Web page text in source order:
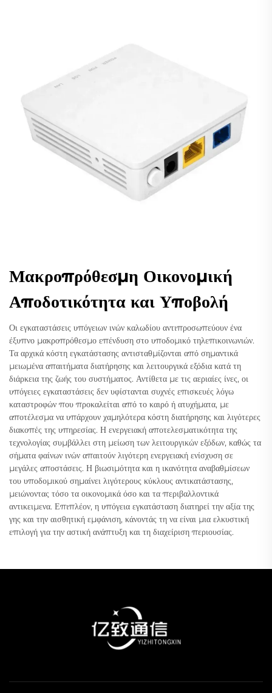
Μακροπρόθεσμη Οικονομική
Αποδοτικότητα και Υποβολή
Οι εγκαταστάσεις υπόγειων ινών καλωδίου αντιπροσωπεύουν ένα
έξυπνο μακροπρόθεσμο επένδυση στο υποδομικό τηλεπικοινωνιών.
Τα αρχικά κόστη εγκατάστασης αντισταθμίζονται από σημαντικά
μειωμένα απαιτήματα διατήρησης και λειτουργικά εξόδια κατά τη
διάρκεια της ζωής του συστήματος. Αντίθετα με τις αεριαίες ίνες, οι
υπόγειες εγκαταστάσεις δεν υφίστανται συχνές επισκευές λόγω
καταστροφών που προκαλείται από το καιρό ή ατυχήματα, με
αποτέλεσμα να υπάρχουν χαμηλότερα κόστη διατήρησης και λιγότερες
διακοπές της υπηρεσίας. Η ενεργειακή αποτελεσματικότητα της
τεχνολογίας συμβάλλει στη μείωση των λειτουργικών εξόδων, καθώς τα
σήματα φαίνων ινών απαιτούν λιγότερη ενεργειακή ενίσχυση σε
μεγάλες αποστάσεις. Η βιωσιμότητα και η ικανότητα αναβαθμίσεων
του υποδομικού σημαίνει λιγότερους κύκλους αντικατάστασης,
μειώνοντας τόσο τα οικονομικά όσο και τα περιβαλλοντικά
αντικειμενα. Επιπλέον, η υπόγεια εγκατάσταση διατηρεί την αξία της
γης και την αισθητική εμφάνιση, κάνοντάς τη να είναι μια ελκυστική
επιλογή για την αστική ανάπτυξη και τη διαχείριση περιουσίας.